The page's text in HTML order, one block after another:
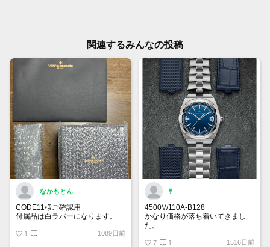
関連するみんなの投稿
なかもとん
CODE11様ご確認用
付属品は白ラバーになります。
1 1089日前
ｻ
4500V/110A-B128
かなり価格が落ち着いてきまし
た。
ます。
7 1 1516日前